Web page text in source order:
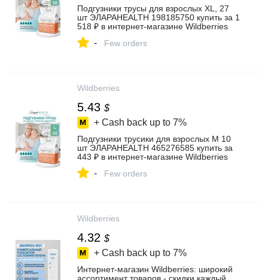
Подгузники трусы для взрослых XL, 27
шт ЭЛАРАHEALTH 198185750 купить за 1
518 ₽ в интернет‑магазине Wildberries
- Few orders
Wildberries
5.43 $
+ Cash back up to 7%
Подгузники трусики для взрослых М 10
шт ЭЛАРАHEALTH 465276585 купить за
443 ₽ в интернет‑магазине Wildberries
- Few orders
Wildberries
4.32 $
+ Cash back up to 7%
Интернет‑магазин Wildberries: широкий